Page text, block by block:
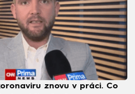
znovu v práci. Co